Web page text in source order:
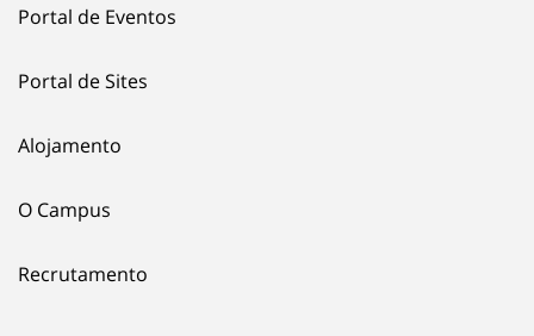
Portal de Eventos
Portal de Sites
Alojamento
O Campus
Recrutamento